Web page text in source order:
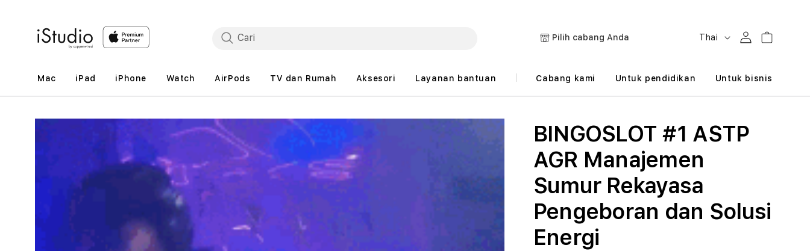
Pilih cabang Anda
B
h
a
Thai MasukKeranjang
Mac iPad iPhone Watch AirPods TV dan Rumah Aksesori Layanan bantuan Cabang kami Untuk pendidikan Untuk bisnis
Lewati
informasi
BINGOSLOT #1 ASTP
AGR Manajemen
Sumur Rekayasa
Pengeboran dan Solusi
Energi